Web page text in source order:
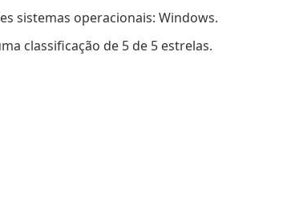
sistemas operacionais: Windows.
classificação de 5 de 5 estrelas.